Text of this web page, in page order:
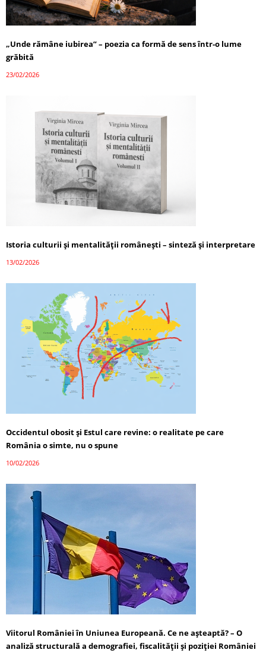
„Unde rămâne iubirea” – poezia ca formă de sens într-o lume
grăbită
23/02/2026
Istoria culturii și mentalității românești – sinteză și interpretare
13/02/2026
Occidentul obosit și Estul care revine: o realitate pe care
România o simte, nu o spune
10/02/2026
Viitorul României în Uniunea Europeană. Ce ne așteaptă? – O
analiză structurală a demografiei, fiscalității și poziției României